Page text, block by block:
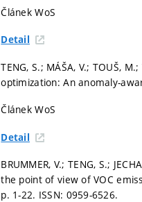
Článek WoS
Detail
TENG, S.; MÁŠA, V.; TOUŠ,
optimization: An anomaly-
Článek WoS
Detail
BRUMMER, V.; TENG, S.;
the point of view of VOC
p. 1-22. ISSN: 0959-6526.